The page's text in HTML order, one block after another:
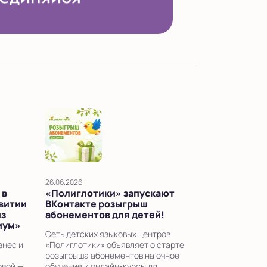
и
26.06.2026
«Полиглотики» запускают
ВКонтакте розыгрыш
абонементов для детей!
Сеть детских языковых центров
«Полиглотики» объявляет о старте
розыгрыша абонементов на очное